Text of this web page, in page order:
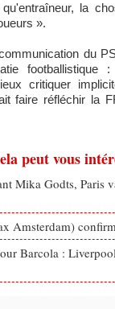
la
».
du
footballistique :
critiquer
faire réfléchir la
peut vous
Mika Godts, Paris
Amsterdam)
Barcola :